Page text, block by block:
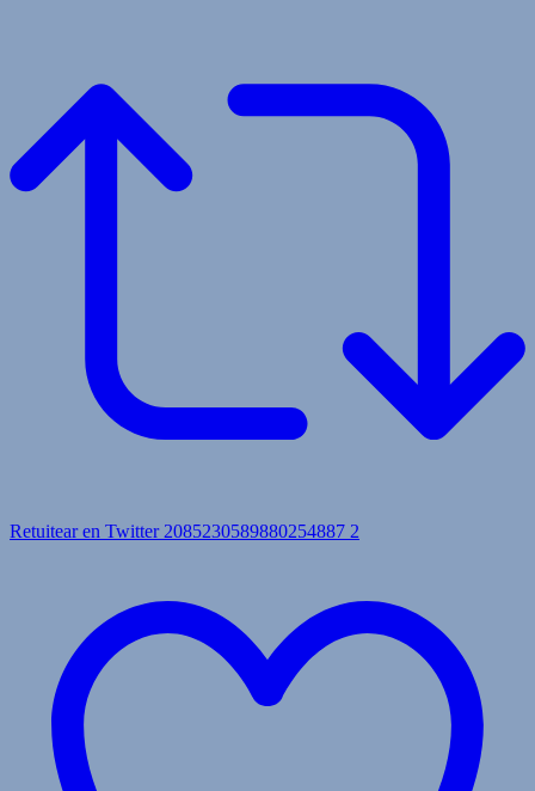
Retuitear en Twitter 2085230589880254887 2